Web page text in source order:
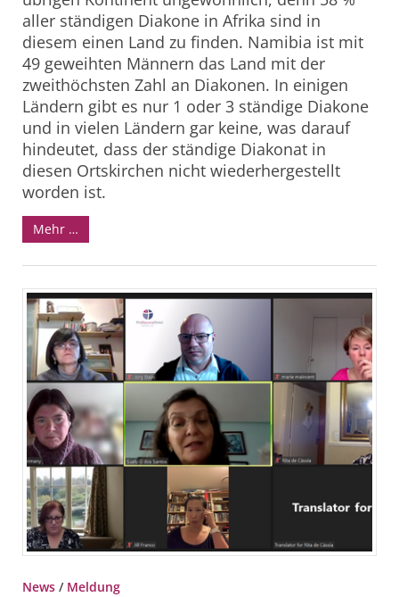
aller ständigen Diakone in Afrika sind in
diesem einen Land zu finden. Namibia ist mit
49 geweihten Männern das Land mit der
zweithöchsten Zahl an Diakonen. In einigen
Ländern gibt es nur 1 oder 3 ständige Diakone
und in vielen Ländern gar keine, was darauf
hindeutet, dass der ständige Diakonat in
diesen Ortskirchen nicht wiederhergestellt
worden ist.
Mehr …
News / Meldung